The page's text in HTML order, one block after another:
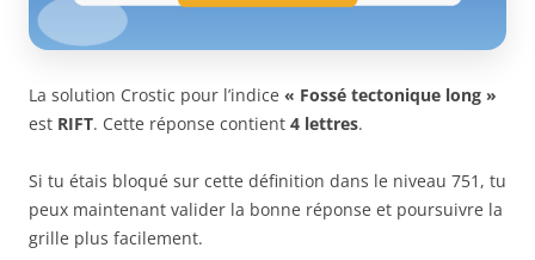
La solution Crostic pour l’indice « Fossé tectonique long »
est RIFT. Cette réponse contient 4 lettres.
Si tu étais bloqué sur cette définition dans le niveau 751, tu
peux maintenant valider la bonne réponse et poursuivre la
grille plus facilement.